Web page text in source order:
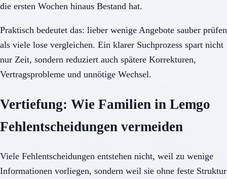
die ersten Wochen hinaus Bestand hat.
Praktisch bedeutet das: lieber wenige Angebote sauber prüfen
als viele lose vergleichen. Ein klarer Suchprozess spart nicht
nur Zeit, sondern reduziert auch spätere Korrekturen,
Vertragsprobleme und unnötige Wechsel.
Vertiefung: Wie Familien in Lemgo
Fehlentscheidungen vermeiden
Viele Fehlentscheidungen entstehen nicht, weil zu wenige
Informationen vorliegen, sondern weil sie ohne feste Struktur